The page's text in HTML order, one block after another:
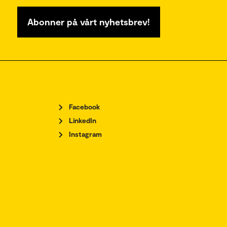
Abonner på vårt nyhetsbrev!
Facebook
LinkedIn
Instagram